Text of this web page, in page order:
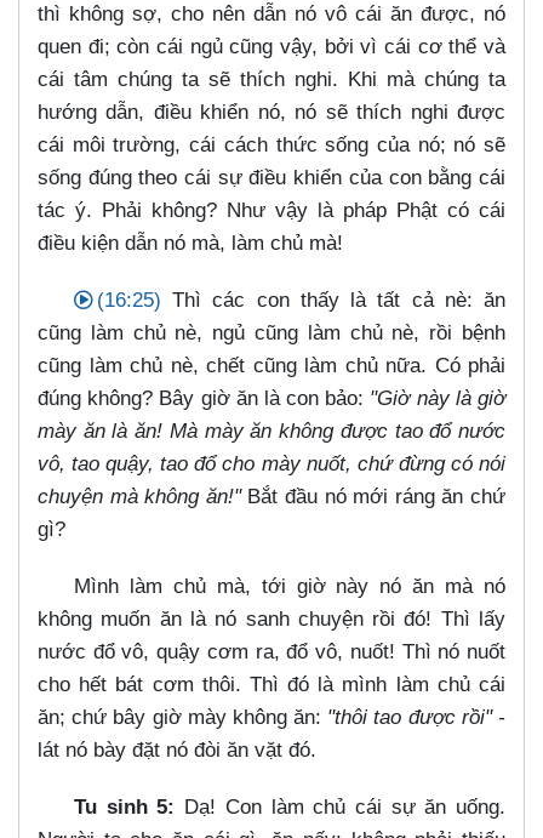
thì không sợ, cho nên dẫn nó vô cái ăn được, nó
quen đi; còn cái ngủ cũng vậy, bởi vì cái cơ thể và
cái tâm chúng ta sẽ thích nghi. Khi mà chúng ta
hướng dẫn, điều khiển nó, nó sẽ thích nghi được
cái môi trường, cái cách thức sống của nó; nó sẽ
sống đúng theo cái sự điều khiển của con bằng cái
tác ý. Phải không? Như vậy là pháp Phật có cái
điều kiện dẫn nó mà, làm chủ mà!
(16:25) Thì các con thấy là tất cả nè: ăn
cũng làm chủ nè, ngủ cũng làm chủ nè, rồi bệnh
cũng làm chủ nè, chết cũng làm chủ nữa. Có phải
đúng không? Bây giờ ăn là con bảo: "Giờ này là giờ
mày ăn là ăn! Mà mày ăn không được tao đổ nước
vô, tao quậy, tao đổ cho mày nuốt, chứ đừng có nói
chuyện mà không ăn!"Bắt đầu nó mới ráng ăn chứ
gì?
Mình làm chủ mà, tới giờ này nó ăn mà nó
không muốn ăn là nó sanh chuyện rồi đó! Thì lấy
nước đổ vô, quậy cơm ra, đổ vô, nuốt! Thì nó nuốt
cho hết bát cơm thôi. Thì đó là mình làm chủ cái
ăn; chứ bây giờ mày không ăn: "thôi tao được rồi" -
lát nó bày đặt nó đòi ăn vặt đó.
Tu sinh 5: Dạ! Con làm chủ cái sự ăn uống.